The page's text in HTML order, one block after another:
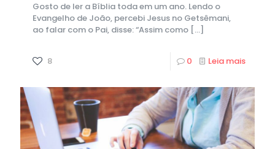
Gosto de ler a Bíblia toda em um ano. Lendo o
Evangelho de João, percebi Jesus no Getsêmani,
ao falar com o Pai, disse: “Assim como […]
8 0 Leia mais